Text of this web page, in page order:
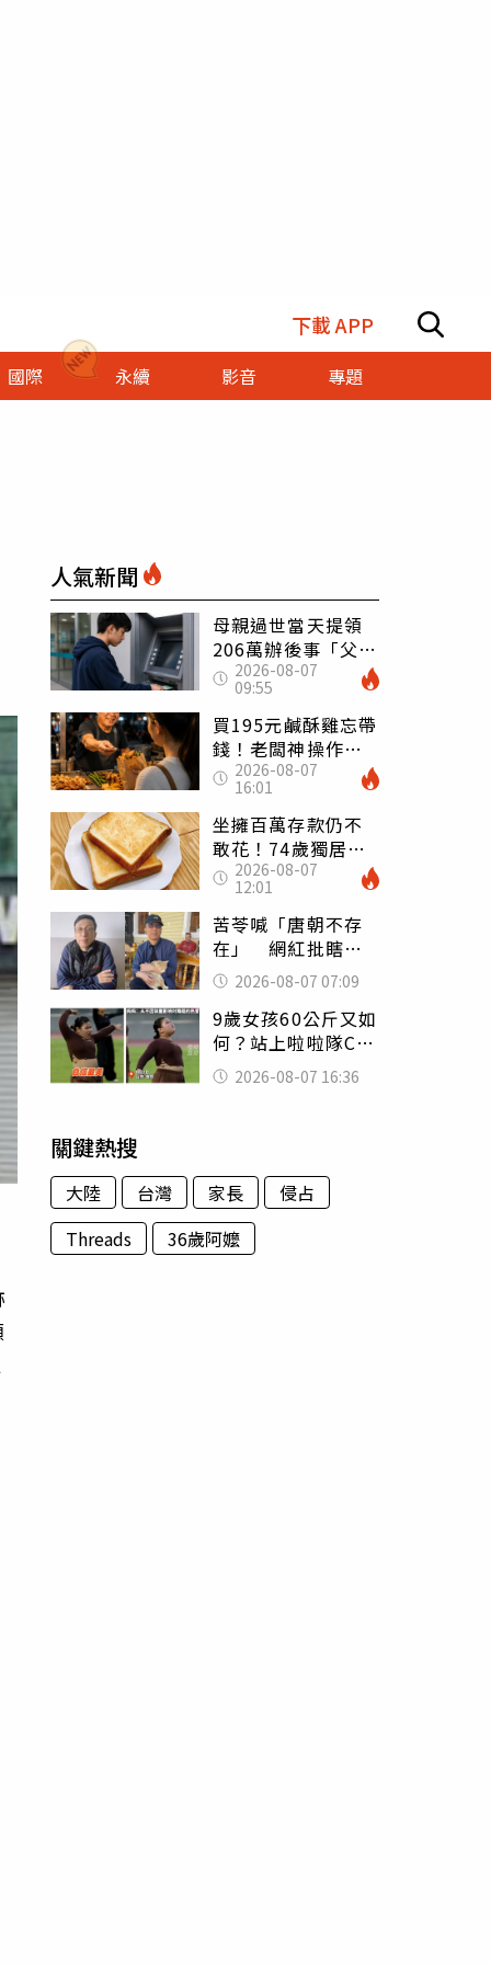
下載 APP
國際 永續 影音 專題
人氣新聞
母親過世當天提領
206萬辦後事「父子
遭判刑」 律師：
搶錢先下手是罪
2026-08-07
09:55
買195元鹹酥雞忘帶
錢！老闆神操作
「倒找5元」 全網
看哭：這就是台灣
2026-08-07
16:01
坐擁百萬存款仍不
敢花！74歲獨居翁
「1餐只吃1片吐
司」 半年後暴瘦
嚇壞女兒
2026-08-07
12:01
苦苓喊「唐朝不存
在」 網紅批瞎編
歷史：李白、杜甫
用鮮卑文寫詩？
2026-08-07 07:09
9歲女孩60公斤又如
何？站上啦啦隊C位
驚艷全場 千萬網
友被圈粉
2026-08-07 16:36
關鍵熱搜
大陸 台灣 家長
侵占
Threads
36歲阿嬤